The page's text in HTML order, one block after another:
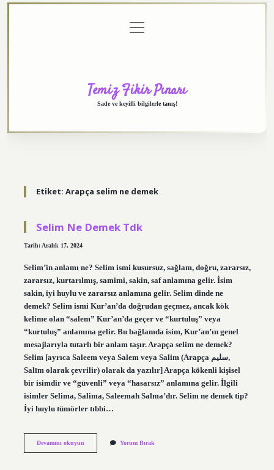
menüyü
aç
Temiz Fikir Pınarı
Sade ve keyifli bilgilerle tanış!
Etiket: Arapça selim ne demek
Selim Ne Demek Tdk
Tarih: Aralık 17, 2024
Selim’in anlamı ne? Selim ismi kusursuz, sağlam, doğru, zararsız,
zararsız, kurtarılmış, samimi, sakin, saf anlamına gelir. İsim
sakin, iyi huylu ve zararsız anlamına gelir. Selim dinde ne
demek? Selim ismi Kur’an’da doğrudan geçmez, ancak kök
kelime olan “salem” Kur’an’da geçer ve “kurtuluş” veya
“kurtuluş” anlamına gelir. Bu bağlamda isim, Kur’an’ın genel
mesajlarıyla tutarlı bir anlam taşır. Arapça selim ne demek?
Selim [ayrıca Saleem veya Salem veya Salim (Arapça سليم,
Salīm olarak çevrilir) olarak da yazılır] Arapça kökenli kişisel
bir isimdir ve “güvenli” veya “hasarsız” anlamına gelir. İlgili
isimler Selima, Salima, Saleemah Salma’dır. Selim ne demek tip?
İyi huylu tümörler tıbbi…
Devamını okuyunSelim
Yorum Bırak